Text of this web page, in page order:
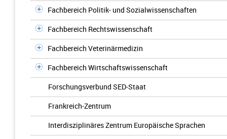
Fachbereich Politik- und Sozialwissenschaften
Fachbereich Rechtswissenschaft
Fachbereich Veterinärmedizin
Fachbereich Wirtschaftswissenschaft
Forschungsverbund SED-Staat
Frankreich-Zentrum
Interdisziplinäres Zentrum Europäische Sprachen